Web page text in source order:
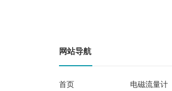
网站导航
首页 电磁流量计